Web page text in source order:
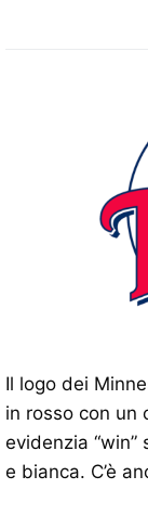
Il logo dei
in rosso con un
evidenzia
e bianca. C’è